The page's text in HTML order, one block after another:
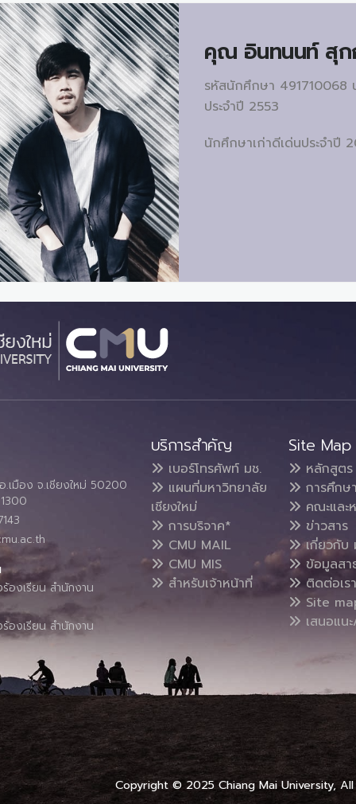
คุณ อินทนนท์ สุ
รหัสนักศึกษา 491710068
ประจำปี 2553
นักศึกษาเก่าดีเด่นประจำปี
เมือง จ.เชียงใหม่ 50200
องเรียน สำนักงาน
องเรียน สำนักงาน
บริการสำคัญ
เบอร์โทรศัพท์ มช.
แผนที่มหาวิทยาลัย
เชียงใหม่
การบริจาค*
CMU MAIL
CMU MIS
สำหรับเจ้าหน้าที่
Site Map
หลักสูตร
การศึกษ
คณะและ
ข่าวสาร
เกี่ยวกับ
ข้อมูลสา
ติดต่อเร
Site
เสนอแน
Copyright © 2025 Chiang Mai University,